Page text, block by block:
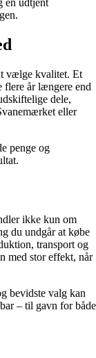
en udtjent
vælge kvalitet. Et
flere år længere end
dele,
eller
penge og
ikke kun om
du undgår at købe
transport og
med stor effekt, når
bevidste valg kan
– til gavn for både